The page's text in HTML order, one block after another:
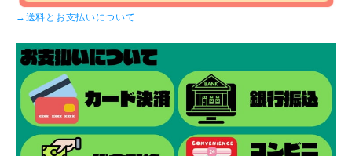
→送料とお支払いについて